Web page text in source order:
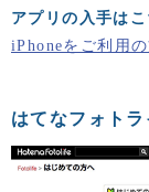
アプリの入手は
iPhoneをご利用
はてなフォトラ